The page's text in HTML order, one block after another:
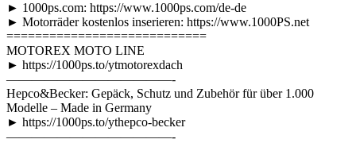
► 1000ps.com: https://www.1000ps.com/de-de
► Motorräder kostenlos inserieren: https://www.1000PS.net
============================
MOTOREX MOTO LINE
► https://1000ps.to/ytmotorexdach
—————————————-
Hepco&Becker: Gepäck, Schutz und Zubehör für über 1.000
Modelle – Made in Germany
► https://1000ps.to/ythepco-becker
—————————————-